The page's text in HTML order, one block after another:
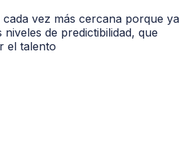
vez más cercana porque ya
de predictibilidad, que
el talento